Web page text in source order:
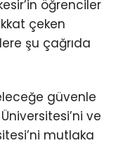
öğrenciler
çeken
şu çağrıda
güvenle
ve
mutlaka